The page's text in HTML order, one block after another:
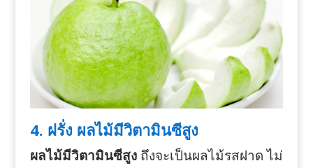
4. ฝรั่ง ผลไม้มีวิตามินซีสูง
ผลไม้มีวิตามินซีสูงถึงจะเป็นผลไม้รสฝาด ไม่